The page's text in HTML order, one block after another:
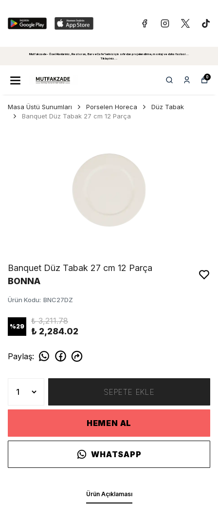
Mutfakzade - Özel Alanlariniz, Restoran, Bar ve Cafe'leriniz için sıfırdan projelendirme, montaj ve daha fazlasi...
Tiklayiniz...
0
Masa Üstü Sunumları Porselen Horeca
Düz Tabak
Banquet Düz Tabak 27 cm 12 Parça
Banquet Düz Tabak 27 cm 12 Parça
BONNA
Ürün Kodu: BNC27DZ
%29
₺ 3,211.78
₺ 2,284.02
Paylaş:
SEPETE EKLE
HEMEN AL
WHATSAPP
Ürün Açıklaması